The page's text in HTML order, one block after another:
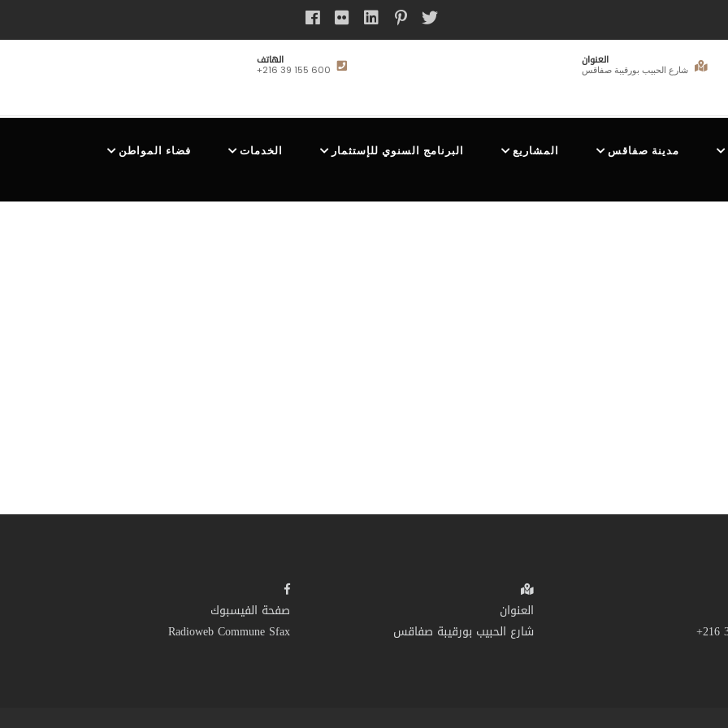
العنوان
شارع الحبيب بورقيبة صفاقس
الهاتف
+216 39 155 600
مدينة صفاقس المشاريع البرنامج السنوي للإستثمار الخدمات فضاء المواطن
صفحة الفيسبوك
Radioweb Commune Sfax
العنوان
شارع الحبيب بورقيبة صفاقس